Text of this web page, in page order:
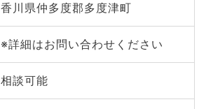
香川県仲多度郡多度津町
※詳細はお問い合わせください
相談可能